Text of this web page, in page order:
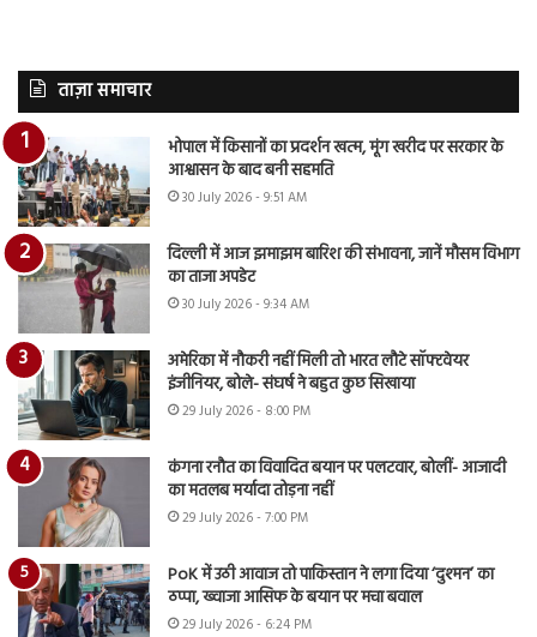
ताज़ा समाचार
भोपाल में किसानों का प्रदर्शन खत्म, मूंग खरीद पर सरकार के
आश्वासन के बाद बनी सहमति
30 July 2026 - 9:51 AM
दिल्ली में आज झमाझम बारिश की संभावना, जानें मौसम विभाग
का ताजा अपडेट
30 July 2026 - 9:34 AM
अमेरिका में नौकरी नहीं मिली तो भारत लौटे सॉफ्टवेयर
इंजीनियर, बोले- संघर्ष ने बहुत कुछ सिखाया
29 July 2026 - 8:00 PM
कंगना रनौत का विवादित बयान पर पलटवार, बोलीं- आजादी
का मतलब मर्यादा तोड़ना नहीं
29 July 2026 - 7:00 PM
PoK में उठी आवाज तो पाकिस्तान ने लगा दिया ‘दुश्मन’ का
ठप्पा, ख्वाजा आसिफ के बयान पर मचा बवाल
29 July 2026 - 6:24 PM